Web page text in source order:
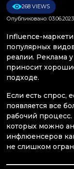
268 VIEWS
Опубликовано: 03.06.2023
Influence-
популярных
реалии. Реклама
приносит
подходе.
Если есть спрос,
появляется все
рабочий
которых можно
инфлюенсеров
не слишком